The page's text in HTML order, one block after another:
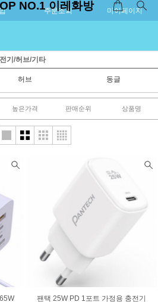
주문조회 마이페이지
NO.1 이레화방
기/허브/기타
허브 동글
높은가격 판매순위 상품명
팬택 25W PD 1포트 가정용 충전기